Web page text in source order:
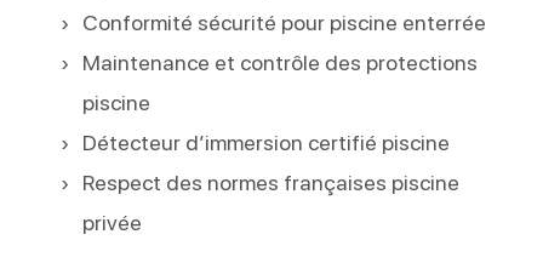
Conformité sécurité pour piscine enterrée
Maintenance et contrôle des protections
piscine
Détecteur d’immersion certifié piscine
Respect des normes françaises piscine
privée